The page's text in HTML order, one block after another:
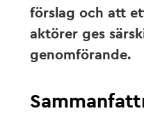
förslag och att
aktörer ges
genomförande.